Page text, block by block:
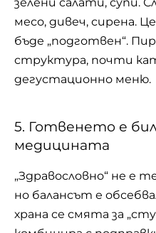
месо, дивеч, сирена.
бъде „подготвен“.
структура, почти
дегустационно меню.
5. Готвенето е
медицината
„Здравословно“ не е
но балансът е
храна се смята за